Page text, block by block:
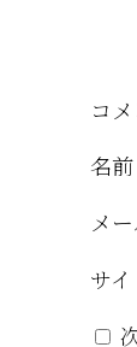
コ
名前
メ
サイ